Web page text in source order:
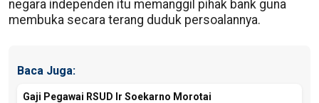
negara independen itu memanggil pihak bank guna
membuka secara terang duduk persoalannya.
Baca Juga:
Gaji Pegawai RSUD Ir Soekarno Morotai